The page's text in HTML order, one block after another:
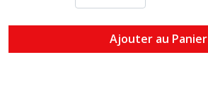
Ajouter au Panier